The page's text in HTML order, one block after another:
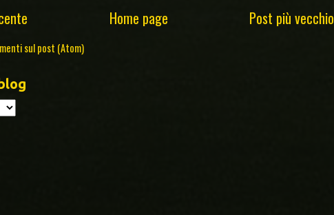
Post più vecchio
Home page
sul post (Atom)